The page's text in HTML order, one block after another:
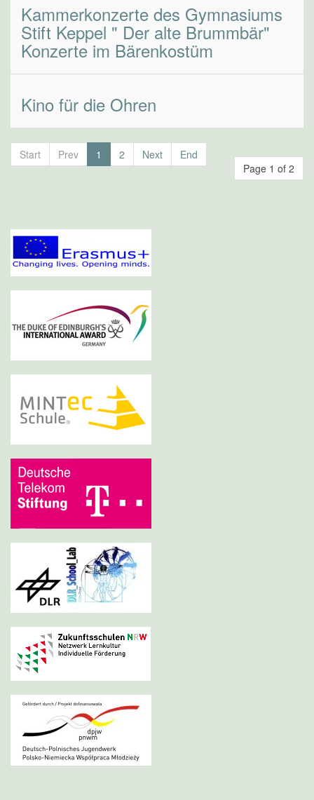
Kammerkonzerte des Gymnasiums
Stift Keppel " Der alte Brummbär"
Konzerte im Bärenkostüm
Kino für die Ohren
Page 1 of 2
Start Prev 1 2 Next End